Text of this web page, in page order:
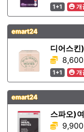
1+1
개
emart24
디어스
1+1
개
emart24
스파오)